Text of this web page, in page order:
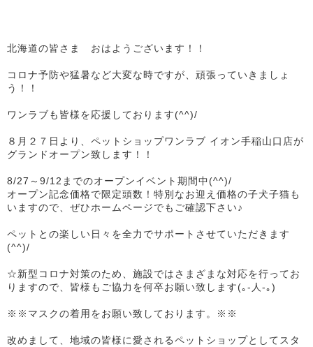
北海道の皆さま おはようございます！！
コロナ予防や猛暑など大変な時ですが、頑張っていきましょ
う！！
ワンラブも皆様を応援しております(^^)/
８月２７日より、ペットショップワンラブ イオン手稲山口店が
グランドオープン致します！！
8/27～9/12までのオープンイベント期間中(^^)/
オープン記念価格で限定頭数！特別なお迎え価格の子犬子猫も
いますので、ぜひホームページでもご確認下さい♪
ペットとの楽しい日々を全力でサポートさせていただきます
(^^)/
☆新型コロナ対策のため、施設ではさまざまな対応を行ってお
りますので、皆様もご協力を何卒お願い致します(｡-人-｡)
※※マスクの着用をお願い致しております。※※
改めまして、地域の皆様に愛されるペットショップとしてスタ